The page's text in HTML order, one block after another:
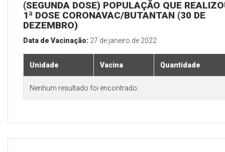
(SEGUNDA DOSE) POPULAÇÃO QUE
1ª DOSE CORONAVAC/BUTANTAN (30 DE
DEZEMBRO)
Data de Vacinação: 27 de janeiro de 2022
Unidade Vacina Quantidade
Nenhum resultado foi encontrado.